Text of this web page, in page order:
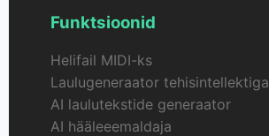
Funktsioonid
Helifail MIDI-ks
Laulugeneraator tehisintellektiga
AI laulutekstide generaator
AI hääleeemaldaja